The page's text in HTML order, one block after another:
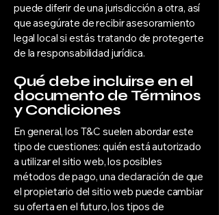
puede diferir de una jurisdicción a otra, así
que asegúrate de recibir asesoramiento
legal local si estás tratando de protegerte
de la responsabilidad jurídica.
Qué debe incluirse en el
documento de Términos
y Condiciones
En general, los T&C suelen abordar este
tipo de cuestiones: quién está autorizado
a utilizar el sitio web, los posibles
métodos de pago, una declaración de que
el propietario del sitio web puede cambiar
su oferta en el futuro, los tipos de